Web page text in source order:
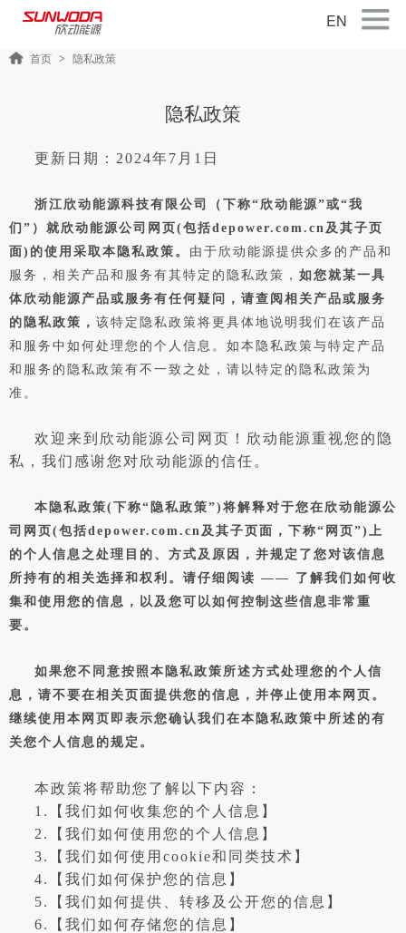
首页
产品中心
智能硬件
智慧储能
公司新闻
联系我们
EN
首页 > 隐私政策
隐私政策
更新日期：2024年7月1日
浙江欣动能源科技有限公司（下称“欣动能源”或“我
们”）就欣动能源公司网页(包括depower.com.cn及其子页
面)的使用采取本隐私政策。 由于欣动能源提供众多的产品和
服务，相关产品和服务有其特定的隐私政策， 如您就某一具
体欣动能源产品或服务有任何疑问，请查阅相关产品或服务
的隐私政策， 该特定隐私政策将更具体地说明我们在该产品
和服务中如何处理您的个人信息。如本隐私政策与特定产品
和服务的隐私政策有不一致之处，请以特定的隐私政策为
准。
欢迎来到欣动能源公司网页！欣动能源重视您的隐
私，我们感谢您对欣动能源的信任。
本隐私政策(下称“隐私政策”)将解释对于您在欣动能源公
司网页(包括depower.com.cn及其子页面，下称“网页”)上
的个人信息之处理目的、方式及原因，并规定了您对该信息
所持有的相关选择和权利。请仔细阅读 —— 了解我们如何收
集和使用您的信息，以及您可以如何控制这些信息非常重
要。
如果您不同意按照本隐私政策所述方式处理您的个人信
息，请不要在相关页面提供您的信息，并停止使用本网页。
继续使用本网页即表示您确认我们在本隐私政策中所述的有
关您个人信息的规定。
本政策将帮助您了解以下内容：
1.【我们如何收集您的个人信息】
2.【我们如何使用您的个人信息】
3.【我们如何使用cookie和同类技术】
4.【我们如何保护您的信息】
5.【我们如何提供、转移及公开您的信息】
6.【我们如何存储您的信息】